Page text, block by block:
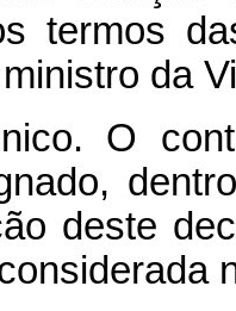
termos
da
O
deste